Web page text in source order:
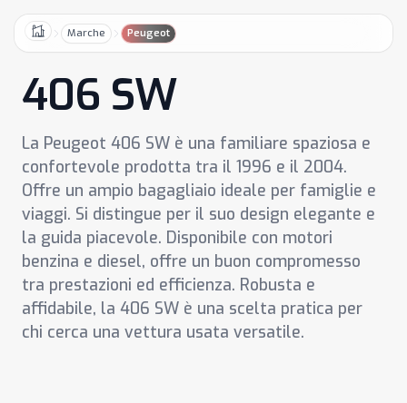
HomeMarche Peugeot
406 SW
La Peugeot 406 SW è una familiare spaziosa e
confortevole prodotta tra il 1996 e il 2004.
Offre un ampio bagagliaio ideale per famiglie e
viaggi. Si distingue per il suo design elegante e
la guida piacevole. Disponibile con motori
benzina e diesel, offre un buon compromesso
tra prestazioni ed efficienza. Robusta e
affidabile, la 406 SW è una scelta pratica per
chi cerca una vettura usata versatile.